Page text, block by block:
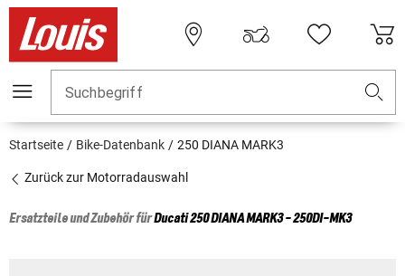
Suchbegriff
Startseite Bike-Datenbank 250 DIANA MARK3
Zurück zur Motorradauswahl
Ersatzteile und Zubehör fürDucati250 DIANA MARK3 - 250DI-MK3